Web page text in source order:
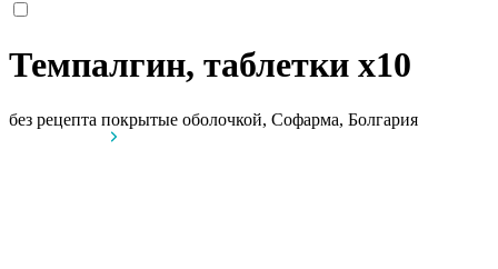
Темпалгин, таблетки x10
без рецепта покрытые оболочкой, Софарма, Болгария